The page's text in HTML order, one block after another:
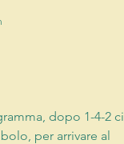
dopo 1-4-2 ci
per arrivare al